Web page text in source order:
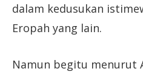
dalam kedusukan
Eropah yang lain.
Namun begitu menurut